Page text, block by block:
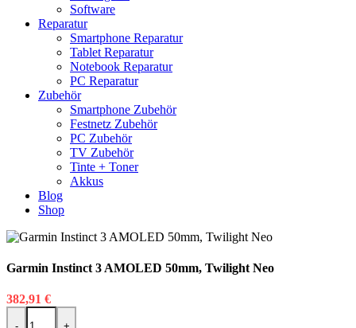
Software
Reparatur
Smartphone Reparatur
Tablet Reparatur
Notebook Reparatur
PC Reparatur
Zubehör
Smartphone Zubehör
Festnetz Zubehör
PC Zubehör
TV Zubehör
Tinte + Toner
Akkus
Blog
Shop
Garmin Instinct 3 AMOLED 50mm, Twilight Neo
382,91 €
Garmin Instinct 3 AMOLED 50mm, Twilight Neo Menge